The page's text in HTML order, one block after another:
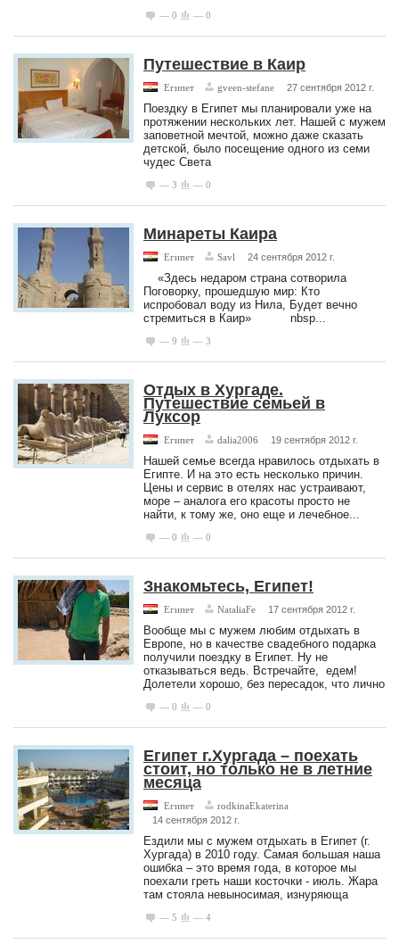
— 0 — 0
Путешествие в Каир
Египет gveen-stefane 27 сентября 2012 г.
Поездку в Египет мы планировали уже на
протяжении нескольких лет. Нашей с мужем
заповетной мечтой, можно даже сказать
детской, было посещение одного из семи
чудес Света
— 3 — 0
Минареты Каира
Египет Savl 24 сентября 2012 г.
«Здесь недаром страна сотворила
Поговорку, прошедшую мир: Кто
испробовал воду из Нила, Будет вечно
стремиться в Каир» nbsp...
— 9 — 3
Отдых в Хургаде.
Путешествие семьей в
Луксор
Египет dalia2006 19 сентября 2012 г.
Нашей семье всегда нравилось отдыхать в
Египте. И на это есть несколько причин.
Цены и сервис в отелях нас устраивают,
море – аналога его красоты просто не
найти, к тому же, оно еще и лечебное...
— 0 — 0
Знакомьтесь, Египет!
Египет NataliaFe 17 сентября 2012 г.
Вообще мы с мужем любим отдыхать в
Европе, но в качестве свадебного подарка
получили поездку в Египет. Ну не
отказываться ведь. Встречайте, едем!
Долетели хорошо, без пересадок, что лично
— 0 — 0
Египет г.Хургада – поехать
стоит, но только не в летние
месяца
Египет
rodkinaEkaterina
14 сентября 2012 г.
Ездили мы с мужем отдыхать в Египет (г.
Хургада) в 2010 году. Самая большая наша
ошибка – это время года, в которое мы
поехали греть наши косточки - июль. Жара
там стояла невыносимая, изнуряюща
— 5 — 4